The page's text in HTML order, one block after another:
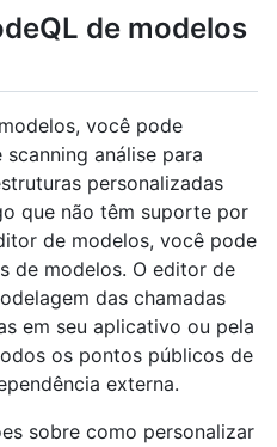
de modelos
você pode
análise para
personalizadas
que não têm suporte por
de modelos, você pode
de modelos. O editor de
das chamadas
em seu aplicativo ou pela
os pontos públicos de
externa.
sobre como personalizar